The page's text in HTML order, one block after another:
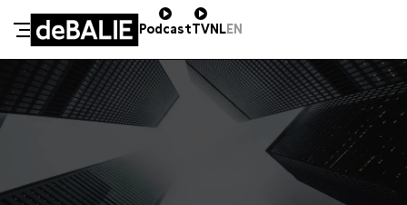
Meteen naar de content
De Balie
PodcastTVNLEN